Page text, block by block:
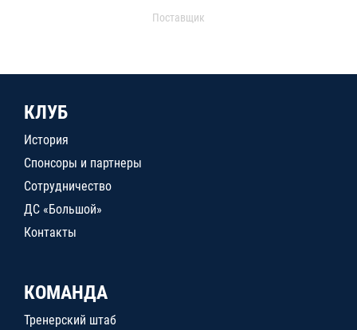
Поставщик
КЛУБ
История
Спонсоры и партнеры
Сотрудничество
ДС «Большой»
Контакты
КОМАНДА
Тренерский штаб